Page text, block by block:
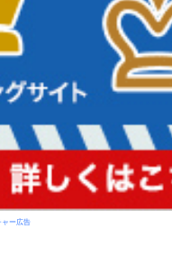
ャー広告